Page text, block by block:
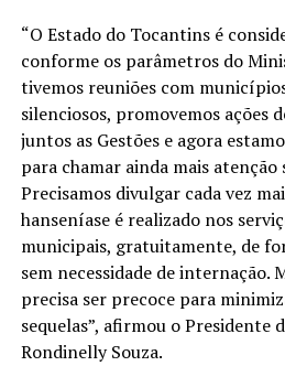
“O Estado do Tocantins é
conforme os parâmetros do
tivemos reuniões com
silenciosos, promovemos ações
juntos as Gestões e agora
para chamar ainda mais atenção
Precisamos divulgar cada vez
hanseníase é realizado nos
municipais, gratuitamente, de
sem necessidade de internação.
precisa ser precoce para
sequelas”, afirmou o Presidente
Rondinelly Souza.